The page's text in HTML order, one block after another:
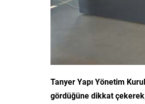
Tanyer Yapı Yönetim
gördüğüne dikkat